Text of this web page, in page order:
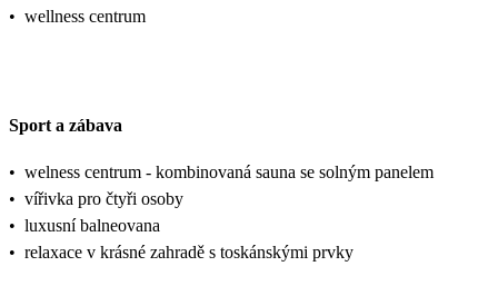
• wellness centrum
Sport a zábava
• welness centrum - kombinovaná sauna se solným panelem
• vířivka pro čtyři osoby
• luxusní balneovana
• relaxace v krásné zahradě s toskánskými prvky